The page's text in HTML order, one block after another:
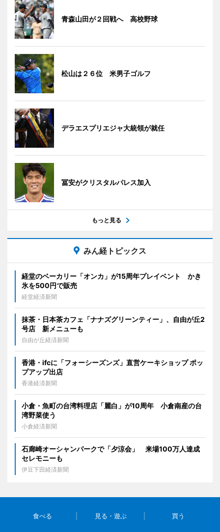
青森山田が２回戦へ 高校野球
松山は２６位 米男子ゴルフ
デラエスプリエジャ大統領が就任
冨安がクリスタルパレス加入
もっと見る
みん経トピックス
経堂のベーカリー「オンカ」が15周年プレイベント かき
氷を500円で販売
経堂経済新聞
抹茶・日本茶カフェ「ナナズグリーンティー」、自由が丘2
号店 新メニューも
自由が丘経済新聞
香港・ifcに「フォーシーズンズ」直営ケーキショップ ポッ
プアップ出店
香港経済新聞
小倉・魚町の台湾料理店「麗白」が10周年 小倉南産の台
湾野菜使う
小倉経済新聞
石廊崎オーシャンパークで「夕涼会」 来場100万人達成
セレモニーも
伊豆下田経済新聞
食べる 見る・遊ぶ 買う